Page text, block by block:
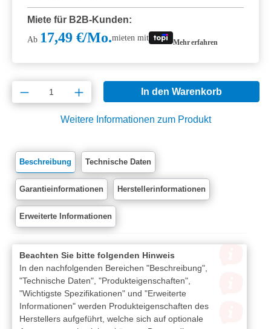
Miete für B2B-Kunden:
Ab 17,49 €/Mo.mieten mit Mehr erfahren
Produkt Anzahl: Gib den gewünschten
In den Warenkorb
Weitere Informationen zum Produkt
Beschreibung Technische Daten
Garantieinformationen Herstellerinformationen
Erweiterte Informationen
Beachten Sie bitte folgenden Hinweis
In den nachfolgenden Bereichen "Beschreibung",
"Technische Daten", "Produkteigenschaften",
"Wichtigste Spezifikationen" und "Erweiterte
Informationen" werden Produkteigenschaften des
Herstellers aufgeführt, welche sich auf optionale